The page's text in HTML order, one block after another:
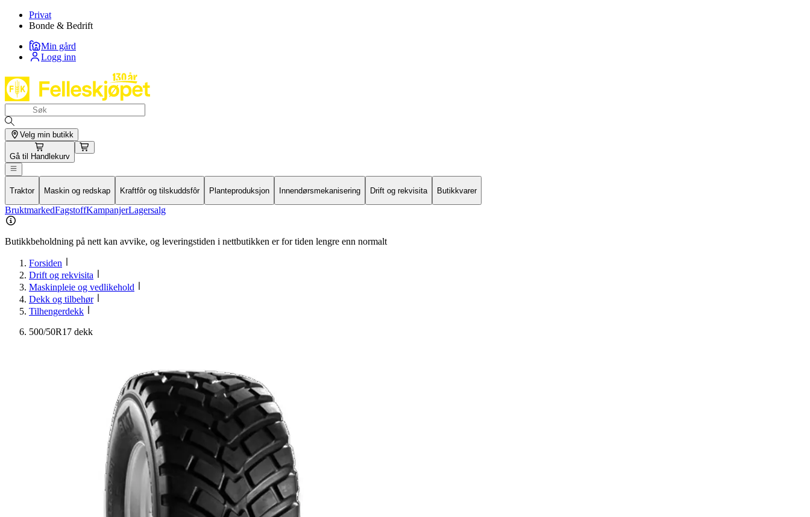
Privat
Bonde & Bedrift
Min gård
Logg inn
Velg min butikk
Gå til Handlekurv
Traktor Maskin og redskap Kraftfôr og tilskuddsfôr Planteproduksjon Innendørsmekanisering Drift og rekvisita Butikkvarer
BruktmarkedFagstoffKampanjerLagersalg
Butikkbeholdning på nett kan avvike, og leveringstiden i nettbutikken er for tiden lengre enn normalt
Forsiden
Drift og rekvisita
Maskinpleie og vedlikehold
Dekk og tilbehør
Tilhengerdekk
500/50R17 dekk